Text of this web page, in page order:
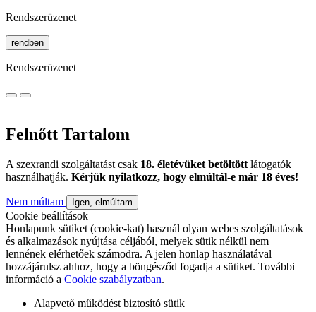
Rendszerüzenet
rendben
Rendszerüzenet
Felnőtt Tartalom
A szexrandi szolgáltatást csak 18. életévüket betöltött látogatók
használhatják. Kérjük nyilatkozz, hogy elmúltál-e már 18 éves!
Nem múltam Igen, elmúltam
Cookie beállítások
Honlapunk sütiket (cookie-kat) használ olyan webes szolgáltatások
és alkalmazások nyújtása céljából, melyek sütik nélkül nem
lennének elérhetőek számodra. A jelen honlap használatával
hozzájárulsz ahhoz, hogy a böngésződ fogadja a sütiket. További
információ a Cookie szabályzatban.
Alapvető működést biztosító sütik